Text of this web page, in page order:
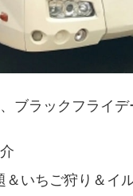
ブラックフライデ
＆いちご狩り＆イ